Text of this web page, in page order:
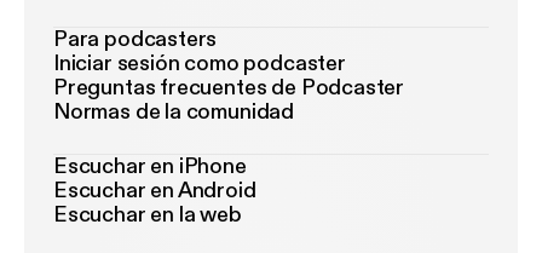
Para podcasters
Iniciar sesión como podcaster
Preguntas frecuentes de Podcaster
Normas de la comunidad
Escuchar en iPhone
Escuchar en Android
Escuchar en la web